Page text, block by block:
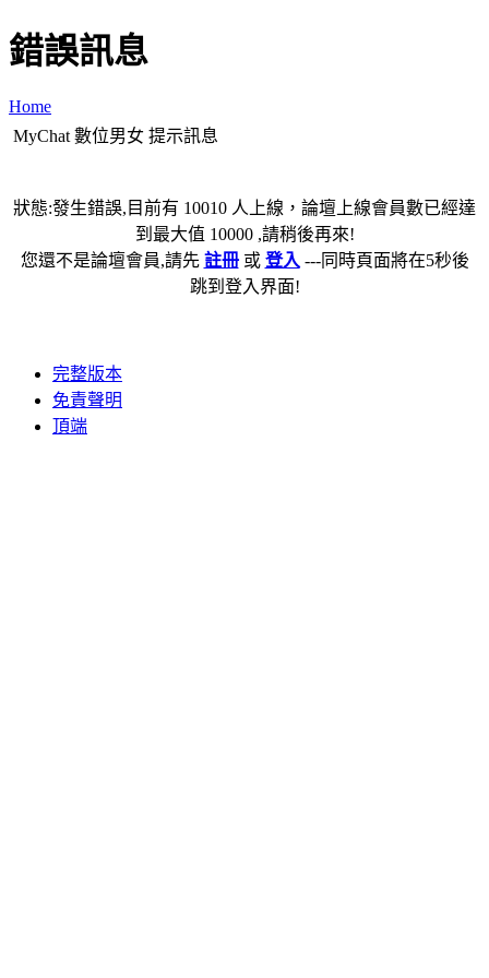
錯誤訊息
Home
MyChat 數位男女 提示訊息
狀態:發生錯誤,目前有 10010 人上線，論壇上線會員數已經達
到最大值 10000 ,請稍後再來!
您還不是論壇會員,請先 註冊或 登入 ---同時頁面將在5秒後
跳到登入界面!
完整版本
免責聲明
頂端